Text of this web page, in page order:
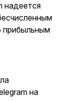
надеется
прибыльным
на